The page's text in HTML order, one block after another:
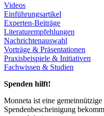
Videos
Einführungsartikel
Experten-Beiträge
Literaturempfehlungen
Nachrichtenauswahl
Vorträge & Präsentationen
Praxisbeispiele & Initiativen
Fachwissen & Studien
Spenden hilft!
Monneta ist eine
Spendenbescheinigung